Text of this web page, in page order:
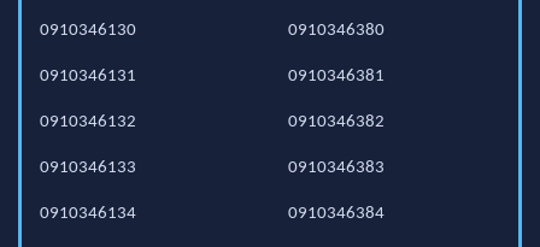
0910346130
0910346131
0910346132
0910346133
0910346134
0910346380
0910346381
0910346382
0910346383
0910346384